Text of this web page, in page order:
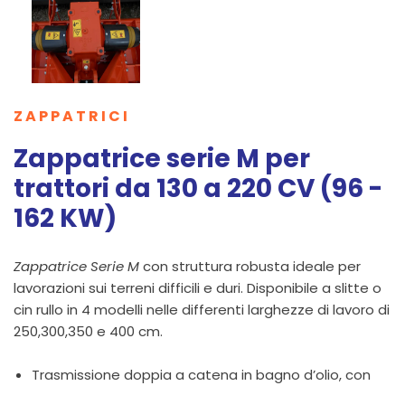
ZAPPATRICI
Zappatrice serie M per
trattori da 130 a 220 CV (96 -
162 KW)
Zappatrice Serie Mcon struttura robusta ideale per
lavorazioni sui terreni difficili e duri. Disponibile a slitte o
cin rullo in 4 modelli nelle differenti larghezze di lavoro di
250,300,350 e 400 cm.
Trasmissione doppia a catena in bagno d’olio, con